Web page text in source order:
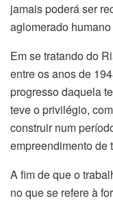
jamais poderá ser
aglomerado
Em se tratando do
entre os anos de
progresso daquela
teve o privilégio,
construir num
empreendimento de
A fim de que o
no que se refere à